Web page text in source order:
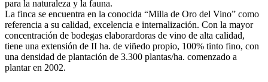
para la naturaleza y la fauna.
La finca se encuentra en la conocida “Milla de Oro del Vino” como
referencia a su calidad, excelencia e internalización. Con la mayor
concentración de bodegas elaborardoras de vino de alta calidad,
tiene una extensión de II ha. de viñedo propio, 100% tinto fino, con
una densidad de plantación de 3.300 plantas/ha. comenzado a
plantar en 2002.